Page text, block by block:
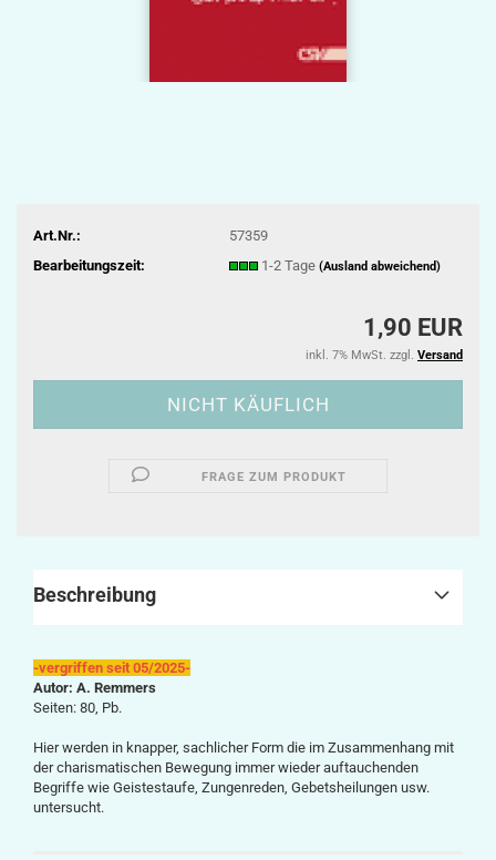
Art.Nr.:
57359
Bearbeitungszeit:
1-2 Tage (Ausland abweichend)
1,90 EUR
inkl. 7% MwSt. zzgl. Versand
FRAGE ZUM PRODUKT
Beschreibung
-vergriffen seit 05/2025-
Autor: A. Remmers
Seiten: 80, Pb.
Hier werden in knapper, sachlicher Form die im Zusammenhang mit
der charismatischen Bewegung immer wieder auftauchenden
Begriffe wie Geistestaufe, Zungenreden, Gebetsheilungen usw.
untersucht.